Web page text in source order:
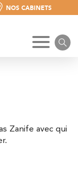
NOS CABINETS
NOS CABINETS
Zanife avec qui